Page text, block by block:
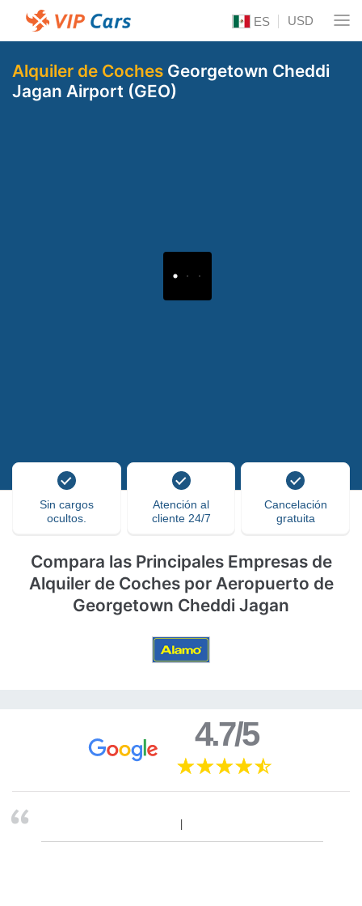
ES USD
Alquiler de Coches Georgetown Cheddi
Jagan Airport (GEO)
Sin cargos
ocultos.
Atención al
cliente 24/7
Cancelación
gratuita
Compara las Principales Empresas de
Alquiler de Coches por Aeropuerto de
Georgetown Cheddi Jagan
4.7/5